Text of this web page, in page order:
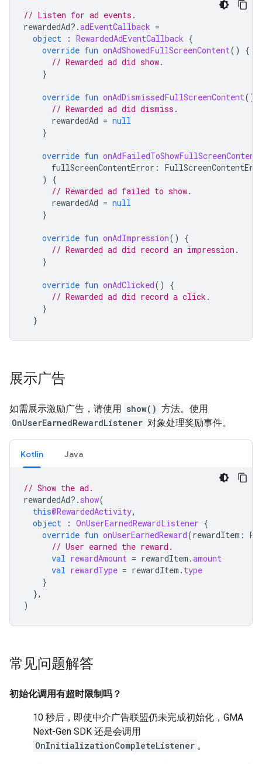
// Listen for ad events.
rewardedAd?.adEventCallback =
object
: RewardedAdEventCallback {
override fun onAdShowedFullScreenContent()
{
// Rewarded ad did show.
}
override fun onAdDismissedFullScreenContent()
// Rewarded ad did dismiss.
rewardedAd = null
}
override fun onAdFailedToShowFullScreenContent
fullScreenContentError :
)
{
// Rewarded ad failed to show.
rewardedAd = null
}
override fun onAdImpression()
{
// Rewarded ad did record an impression.
}
override fun onAdClicked()
{
// Rewarded ad did record a click.
}
}
展示广告
如需展示激励广告，请使用 show() 方法。使用
OnUserEarnedRewardListener 对象处理奖励事件。
Kotlin Java
// Show the ad.
rewardedAd?. show(
this@RewardedActivity,
object
: OnUserEarnedRewardListener {
override fun onUserEarnedReward(rewardItem :
// User earned the reward.
val rewardAmount = rewardItem .amount
val rewardType = rewardItem . type
}
},
)
常见问题解答
初始化调用有超时限制吗？
10 秒后，即使中介广告联盟仍未完成初始化， GMA
Next-Gen SDK 还是会调用
OnInitializationCompleteListener 。